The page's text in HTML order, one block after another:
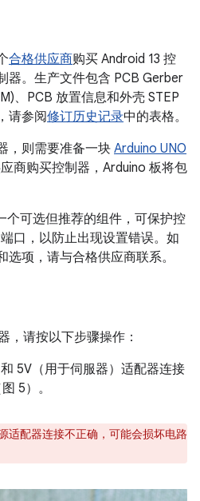
合格供应商购买 Android 13 控
器。生产文件包含 PCB Gerber
、PCB 放置信息和外壳 STEP
请参阅修订历史记录中的表格。
，则需要准备一块 Arduino UNO
商购买控制器，Arduino 板将包
个可选但推荐的组件，可保护控
口，以防止出现设置错误。如
项，请与合格供应商联系。
，请按以下步骤操作：
5V（用于伺服器）适配器连接
5）。
适配器连接不正确，可能会损坏电路